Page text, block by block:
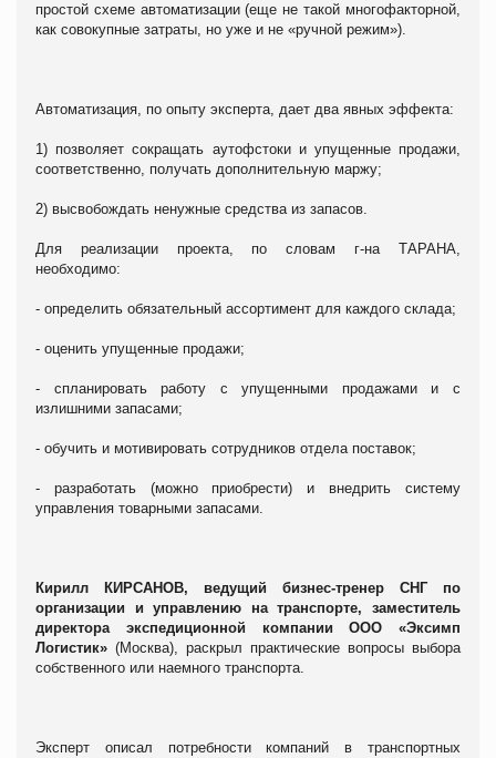
простой схеме автоматизации (еще не такой многофакторной,
как совокупные затраты, но уже и не «ручной режим»).
Автоматизация, по опыту эксперта, дает два явных эффекта:
1) позволяет сокращать аутофстоки и упущенные продажи,
соответственно, получать дополнительную маржу;
2) высвобождать ненужные средства из запасов.
Для реализации проекта, по словам г-на ТАРАНА,
необходимо:
- определить обязательный ассортимент для каждого склада;
- оценить упущенные продажи;
- спланировать работу с упущенными продажами и с
излишними запасами;
- обучить и мотивировать сотрудников отдела поставок;
- разработать (можно приобрести) и внедрить систему
управления товарными запасами.
Кирилл КИРСАНОВ, ведущий бизнес-тренер СНГ по
организации и управлению на транспорте, заместитель
директора экспедиционной компании ООО «Эксимп
Логистик» (Москва), раскрыл практические вопросы выбора
собственного или наемного транспорта.
Эксперт описал потребности компаний в транспортных